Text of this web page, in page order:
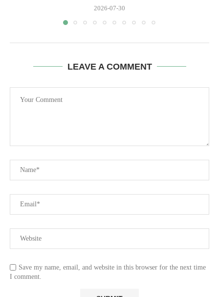
2026-07-30
LEAVE A COMMENT
Save my name, email, and website in this browser for the next time
I comment.